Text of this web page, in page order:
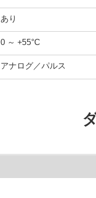
あり
0 ～ +55°C
アナログ／パルス